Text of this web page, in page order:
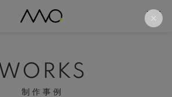
WORKS
制作事例